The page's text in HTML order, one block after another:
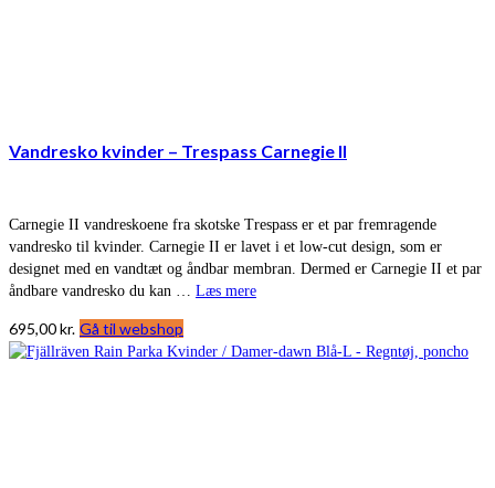
Vandresko kvinder – Trespass Carnegie II
Carnegie II vandreskoene fra skotske Trespass er et par fremragende
vandresko til kvinder. Carnegie II er lavet i et low-cut design, som er
designet med en vandtæt og åndbar membran. Dermed er Carnegie II et par
åndbare vandresko du kan … Læs mere
695,00kr. Gå til webshop